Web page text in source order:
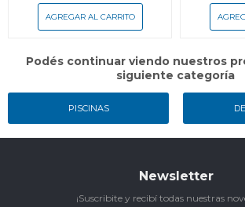
PISCINAS
Podés continuar viendo nuestros
siguiente categoría
Newsletter
¡Suscribite y recibí todas nuestras